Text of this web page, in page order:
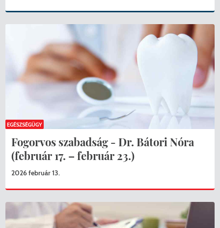
Fogorvos szabadság - Dr. Bátori Nóra
(február 17. – február 23.)
2026 február 13.
EGÉSZSÉGÜGY